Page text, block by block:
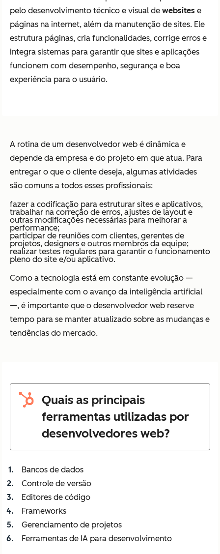
pelo desenvolvimento técnico e visual de websites e
páginas na internet, além da manutenção de sites. Ele
estrutura páginas, cria funcionalidades, corrige erros e
integra sistemas para garantir que sites e aplicações
funcionem com desempenho, segurança e boa
experiência para o usuário.
A rotina de um desenvolvedor web é dinâmica e
depende da empresa e do projeto em que atua. Para
entregar o que o cliente deseja, algumas atividades
são comuns a todos esses profissionais:
fazer a codificação para estruturar sites e aplicativos,
trabalhar na correção de erros, ajustes de layout e
outras modificações necessárias para melhorar a
performance;
participar de reuniões com clientes, gerentes de
projetos, designers e outros membros da equipe;
realizar testes regulares para garantir o funcionamento
pleno do site e/ou aplicativo.
Como a tecnologia está em constante evolução —
especialmente com o avanço da inteligência artificial
—, é importante que o desenvolvedor web reserve
tempo para se manter atualizado sobre as mudanças e
tendências do mercado.
Quais as principais
ferramentas utilizadas por
desenvolvedores web?
Bancos de dados
Controle de versão
Editores de código
Frameworks
Gerenciamento de projetos
Ferramentas de IA para desenvolvimento